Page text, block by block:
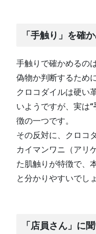
「手触り」を確
手触りで確かめるの
偽物か判断するため
クロコダイルは硬い
いようですが、実は
徴の一つです。
その反対に、クロコ
カイマンワニ（アリ
た肌触りが特徴で、
と分かりやすいでし
「店員さん」に